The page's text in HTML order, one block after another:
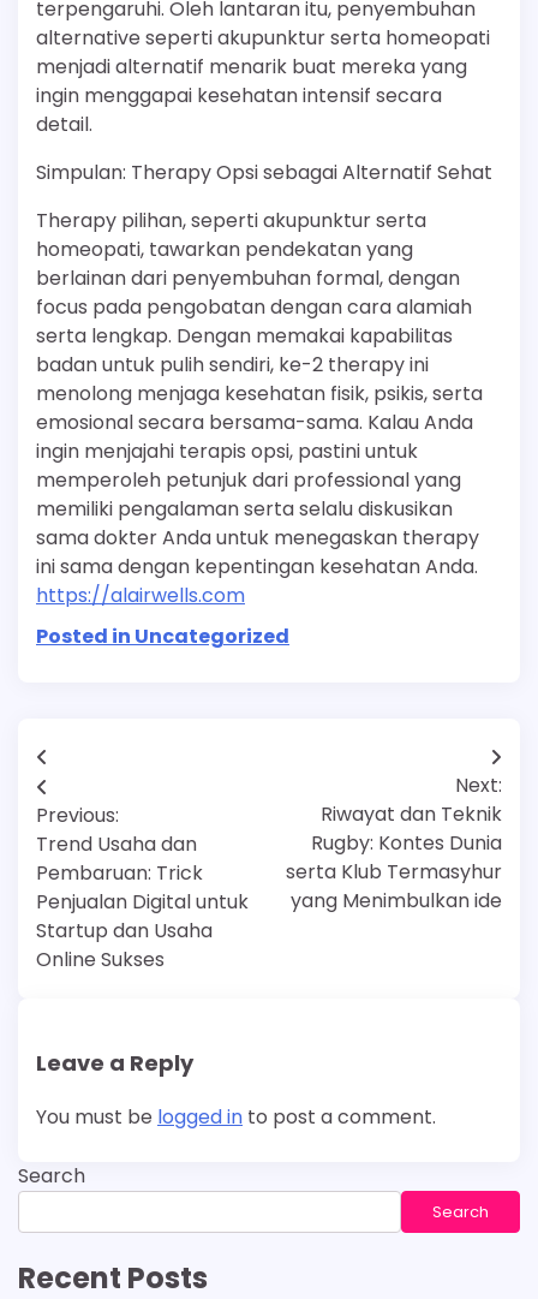
terpengaruhi. Oleh lantaran itu, penyembuhan
alternative seperti akupunktur serta homeopati
menjadi alternatif menarik buat mereka yang
ingin menggapai kesehatan intensif secara
detail.
Simpulan: Therapy Opsi sebagai Alternatif Sehat
Therapy pilihan, seperti akupunktur serta
homeopati, tawarkan pendekatan yang
berlainan dari penyembuhan formal, dengan
focus pada pengobatan dengan cara alamiah
serta lengkap. Dengan memakai kapabilitas
badan untuk pulih sendiri, ke-2 therapy ini
menolong menjaga kesehatan fisik, psikis, serta
emosional secara bersama-sama. Kalau Anda
ingin menjajahi terapis opsi, pastini untuk
memperoleh petunjuk dari professional yang
memiliki pengalaman serta selalu diskusikan
sama dokter Anda untuk menegaskan therapy
ini sama dengan kepentingan kesehatan Anda.
https://alairwells.com
Posted in Uncategorized
Post
navigation
Previous:
Trend Usaha dan
Pembaruan: Trick
Penjualan Digital untuk
Startup dan Usaha
Online Sukses
Next:
Riwayat dan Teknik
Rugby: Kontes Dunia
serta Klub Termasyhur
yang Menimbulkan ide
Leave a Reply
You must be logged in to post a comment.
Search
Search
Recent Posts